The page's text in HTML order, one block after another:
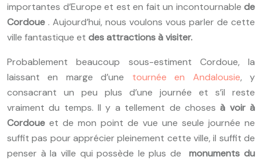
importantes d’Europe et est en fait un incontournable de
Cordoue . Aujourd’hui, nous voulons vous parler de cette
ville fantastique et des attractions à visiter.
Probablement beaucoup sous-estiment Cordoue, la
laissant en marge d’une tournée en Andalousie, y
consacrant un peu plus d’une journée et s’il reste
vraiment du temps.Il y a tellement de chosesà voir à
Cordoue et de mon point de vue une seule journée ne
suffit pas pour apprécier pleinement cette ville, il suffit de
penser à la ville qui possède le plus demonuments du